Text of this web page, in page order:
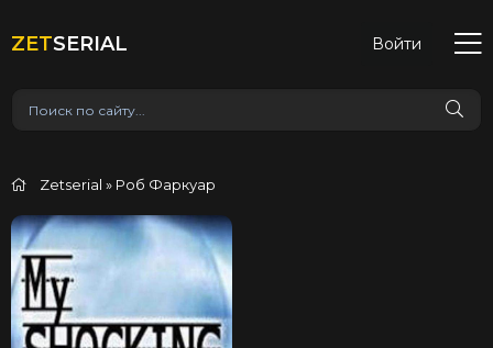
ZETSERIAL Войти
Zetserial » Роб Фаркуар